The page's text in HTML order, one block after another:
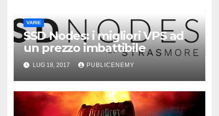
VARIE
SSD Nodes: i migliori VPS ad
un prezzo imbattibile
LUG 18, 2017 PUBLICENEMY